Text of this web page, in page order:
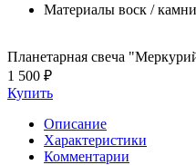
Материалы воск /
Планетарная свеча
1 500 ₽
Купить
Описание
Характеристики
Комментарии